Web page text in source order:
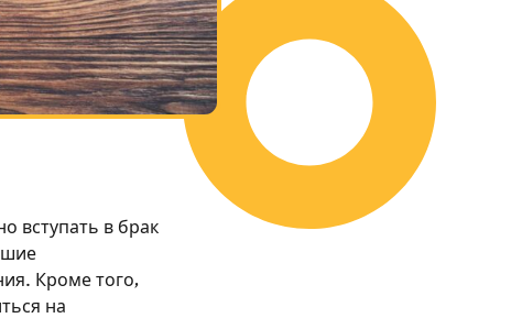
вступать в брак
Кроме того,
на